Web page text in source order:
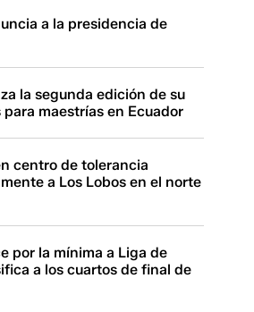
a la presidencia de
la segunda edición de su
maestrías en Ecuador
centro de tolerancia
a Los Lobos en el norte
por la mínima a Liga de
a los cuartos de final de